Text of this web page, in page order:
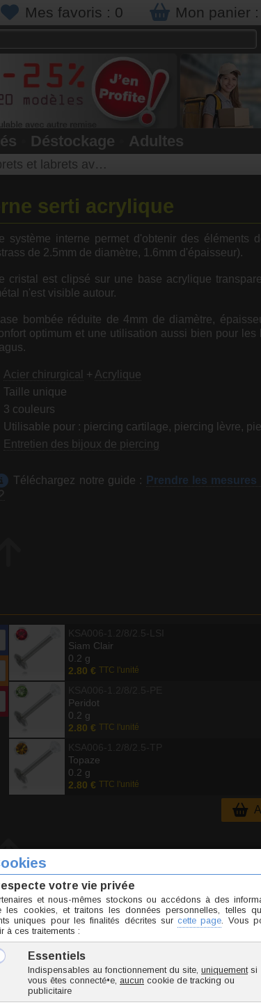
Mes favoris : 0 Mon panier :
Déstockage Adultes
et labrets avec strass
serti acrylique
système interne permet d'obtenir des éléments
de 2.5mm de diamètre, 1.6mm d'épaisseur).
cristal est clipsé sur une base acrylique
n'est visible autour.
bombée réduite de 4mm de diamètre,
optimum et une utilisation aussi bien pour les
Acier chirurgical + Acrylique
Taille unique
3 couleurs
Utilisable pour : piercing cartilage, piercing lèvre,
Entretien des bijoux de piercing
Téléchargez notre guide : Prendre les
Siam Clair
0.2 g
2.80 € TTC l'unité
Peridot
0.2 g
2.80 € TTC l'unité
Topaze
0.2 g
2.80 € TTC l'unité
3 avis- 5.7 /